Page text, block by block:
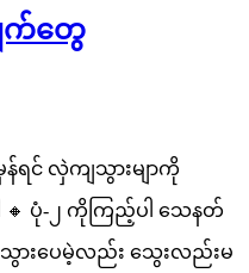
က်တွေ
ရင် လှဲကျသွားမျာကို
🔸 ပုံ-၂ ကိုကြည့်ပါ သေနတ်
သွားပေမဲ့လည်း သွေးလည်းမ